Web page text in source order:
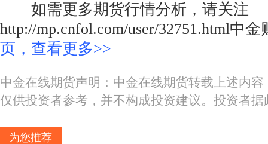
如需更多期货行情分析，请关注
http://mp.cnfol.com/user/32751.html中金
页，查看更多>>
中金在线期货声明：中金在线期货转载上述内
仅供投资者参考，并不构成投资建议。投资者
为您推荐